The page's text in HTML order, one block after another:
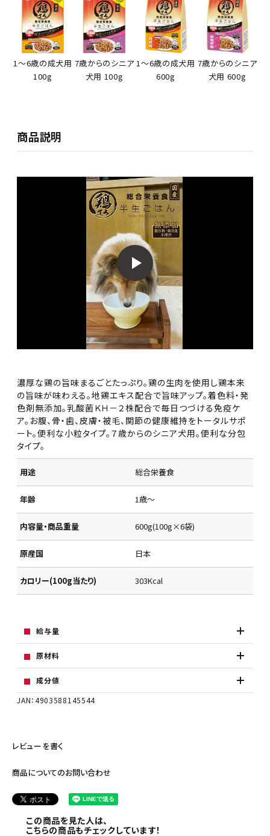
1～6歳の成犬用
100g
7歳からのシニア
犬用 100g
1～6歳の成犬用
600g
7歳からのシニア
犬用 600g
商品説明
濃厚な鶏の旨味まるごとたっぷり。鶏の生肉を使用し鶏本来
の旨味が味わえる。地鶏エキス配合で旨味アップ。着色料・発
色剤無添加。乳酸菌ＫＨ－２株配合で毎日つづける免疫ケ
ア。お腹、骨・歯、皮膚・被毛、関節の健康維持をトータルサポ
ート。便利な小粒タイプ。７歳からのシニア犬用。便利な分包
タイプ。
用途 総合栄養食
年齢 1歳～
内容量・商品重量 600g(100g×6袋)
原産国 日本
カロリー(100g当たり) 303Kcal
給与量
原材料
成分値
JAN：4903588145544
レビューを書く
商品についてのお問い合わせ
この商品を見た人は、
こちらの商品もチェックしています！